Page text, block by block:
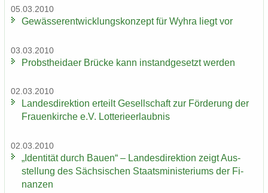
05.03.2010
Ge­wäs­ser­ent­wick­lungs­kon­zept für Wyhra liegt vor
03.03.2010
Probst­hei­da­er Brü­cke kann in­stand­ge­setzt wer­den
02.03.2010
Lan­des­di­rek­ti­on er­teilt Ge­sell­schaft zur För­de­rung der
Frau­en­kir­che e.V. Lot­te­rie­er­laub­nis
02.03.2010
„Iden­ti­tät durch Bauen“ – Lan­des­di­rek­ti­on zeigt Aus­
stel­lung des Säch­si­schen Staats­mi­nis­te­ri­ums der Fi­
nan­zen